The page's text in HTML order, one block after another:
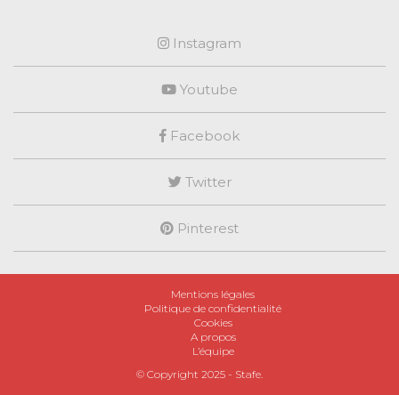
Instagram
Youtube
Facebook
Twitter
Pinterest
© Copyright 2025 - Stafe
Mentions légales
Politique de confidentialité
Cookies
A propos
L’équipe